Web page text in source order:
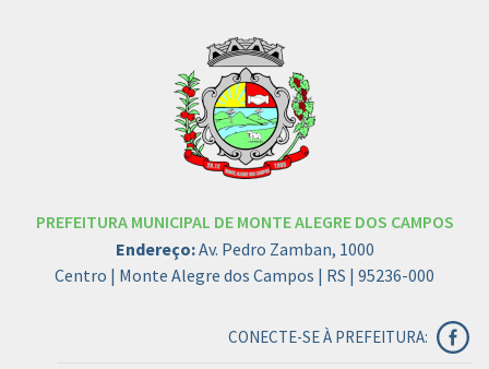
PREFEITURA MUNICIPAL DE MONTE ALEGRE DOS CAMPOS
Endereço:Av. Pedro Zamban, 1000
Centro | Monte Alegre dos Campos | RS | 95236-000
CONECTE-SE À PREFEITURA: